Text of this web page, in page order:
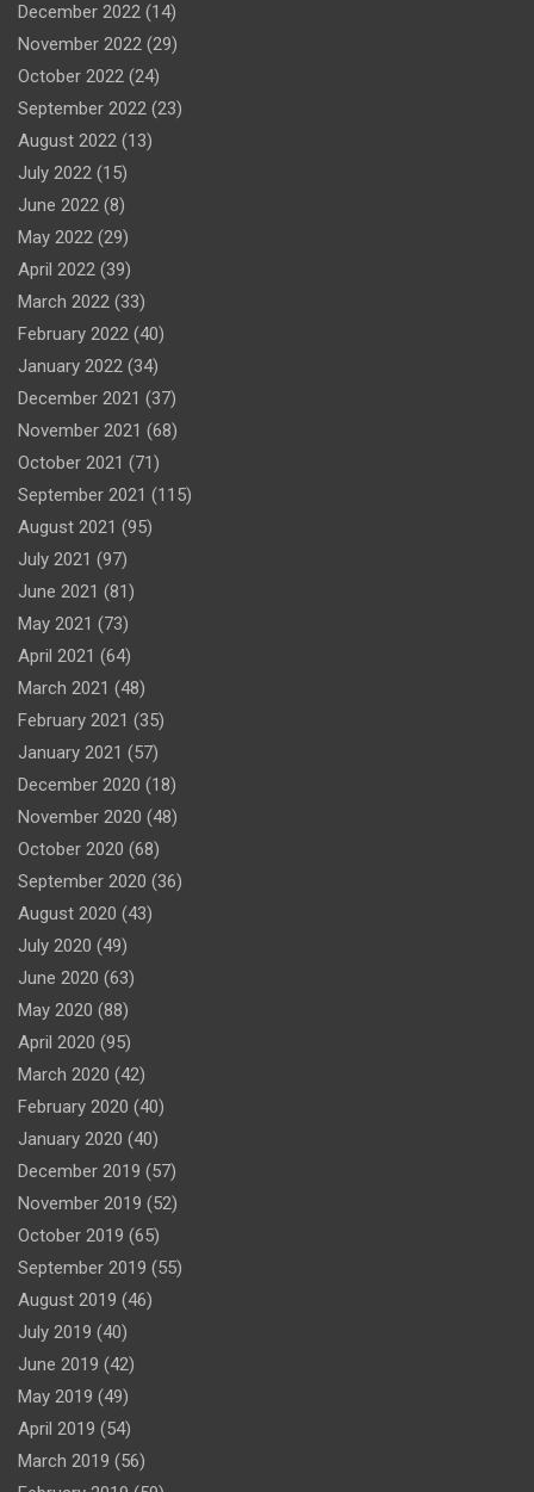
December 2022 (14)
November 2022 (29)
October 2022 (24)
September 2022 (23)
August 2022 (13)
July 2022 (15)
June 2022 (8)
May 2022 (29)
April 2022 (39)
March 2022 (33)
February 2022 (40)
January 2022 (34)
December 2021 (37)
November 2021 (68)
October 2021 (71)
September 2021 (115)
August 2021 (95)
July 2021 (97)
June 2021 (81)
May 2021 (73)
April 2021 (64)
March 2021 (48)
February 2021 (35)
January 2021 (57)
December 2020 (18)
November 2020 (48)
October 2020 (68)
September 2020 (36)
August 2020 (43)
July 2020 (49)
June 2020 (63)
May 2020 (88)
April 2020 (95)
March 2020 (42)
February 2020 (40)
January 2020 (40)
December 2019 (57)
November 2019 (52)
October 2019 (65)
September 2019 (55)
August 2019 (46)
July 2019 (40)
June 2019 (42)
May 2019 (49)
April 2019 (54)
March 2019 (56)